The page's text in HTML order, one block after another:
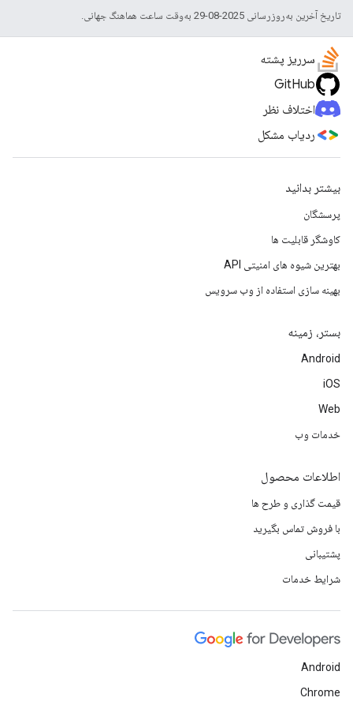
تاریخ آخرین به‌روزرسانی 2025-08-29 به‌وقت ساعت هماهنگ جهانی.
سرریز پشته
GitHub
اختلاف نظر
ردیاب مشکل
بیشتر بدانید
پرسشگان
کاوشگر قابلیت ها
بهترین شیوه های امنیتی API
بهینه سازی استفاده از وب سرویس
بستر، زمینه
Android
iOS
Web
خدمات وب
اطلاعات محصول
قیمت گذاری و طرح ها
با فروش تماس بگیرید
پشتیبانی
شرایط خدمات
Android
Chrome